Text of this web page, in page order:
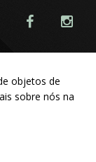
objetos de
sobre nós na